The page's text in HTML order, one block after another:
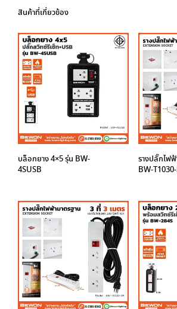
สินค้าที่เกี่ยวข้อง
บล็อกยาง 4×5 รุ่น BW-
4SUSB
รางปลั๊กไฟ
BW-